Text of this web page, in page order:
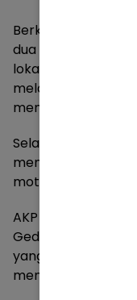
Berkat laporan
dua saksi yang
lokasi kejadian,
melakukan
mengidentifikasi
Selain
menyita barang
motor Honda Beat
AKP Slamet
Gede,
yang telah
menuntaskan kasus